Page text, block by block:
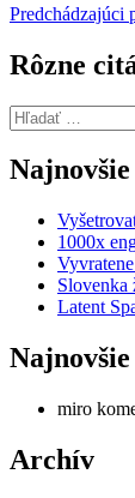
Navigácia
článkami
Predchádzajúci
Rôzne
Hľadať:
1000x
Latent
miro
Archív